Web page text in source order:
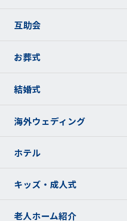
互助会
お葬式
結婚式
海外ウェディング
ホテル
キッズ・成人式
老人ホーム紹介